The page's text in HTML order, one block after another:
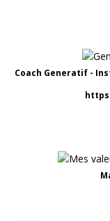
Coach Generatif -